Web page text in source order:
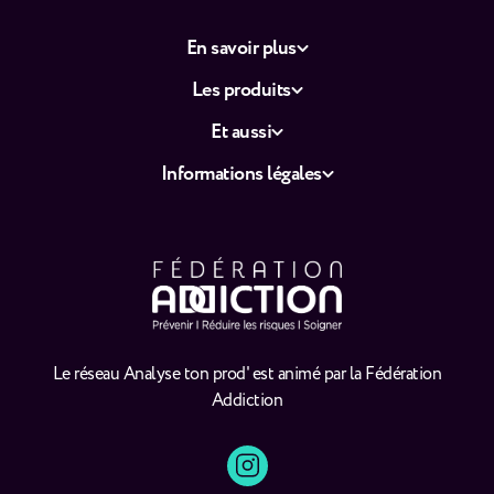
Le réseau Analyse ton prod' est animé par la Fédération
Addiction
En savoir plus
Les produits
Et aussi
Informations légales